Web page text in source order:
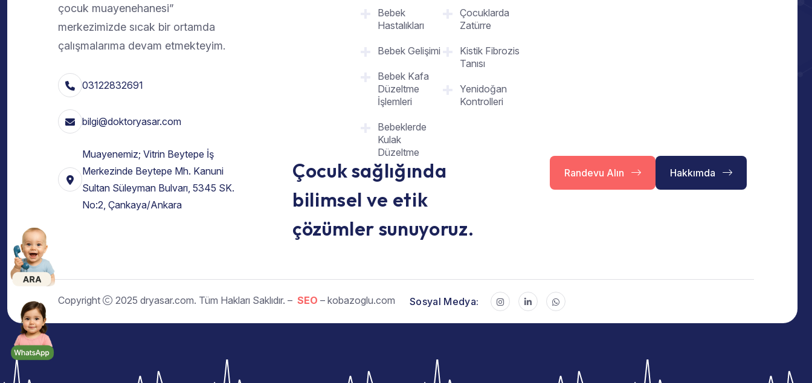
çocuk muayenehanesi”
merkezimizde sıcak bir ortamda
çalışmalarıma devam etmekteyim.
03122832691
bilgi@doktoryasar.com
Muayenemiz; Vitrin Beytepe İş
Merkezinde Beytepe Mh. Kanuni
Sultan Süleyman Bulvarı, 5345 SK.
No:2, Çankaya/Ankara
Bebek
Hastalıkları
Bebek Gelişimi
Bebek Kafa
Düzeltme
İşlemleri
Bebeklerde
Kulak
Düzeltme
Çocuklarda
Zatürre
Kistik Fibrozis
Tanısı
Yenidoğan
Kontrolleri
Çocuk sağlığında
bilimsel ve etik
çözümler sunuyoruz.
Randevu Alın Hakkımda
Copyright 2025 dryasar.com. Tüm Hakları Saklıdır. – SEO – kobazoglu.com Sosyal Medya: